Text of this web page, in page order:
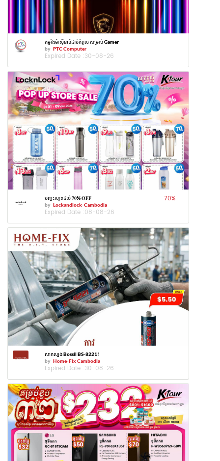
កម្លាំងម៉ាស៊ីនលំដាប់កំពូល សម្រាប់ Gamer
by PTC Computer
Expired Date :30-08-26
បញ្ចុះរហូតដល់ 𝟕𝟎% 𝐎𝐅𝐅
by Lockandlock-Cambodia
Expired Date :08-08-26
70%
សាកល្បង Bossil BS-8221!
by Home-Fix Cambodia
Expired Date :30-08-26